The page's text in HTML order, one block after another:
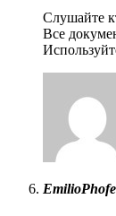
Слушайте
Все
EmilioPhofe